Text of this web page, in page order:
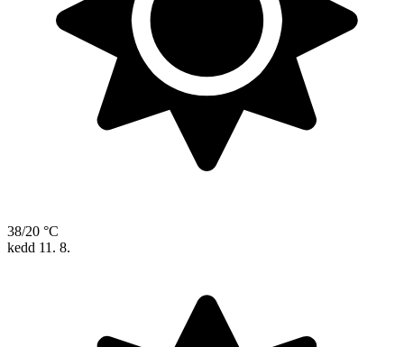
38/20 °C
kedd 11. 8.